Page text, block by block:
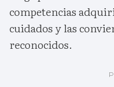
competencias
cuidados y las
reconocidos.